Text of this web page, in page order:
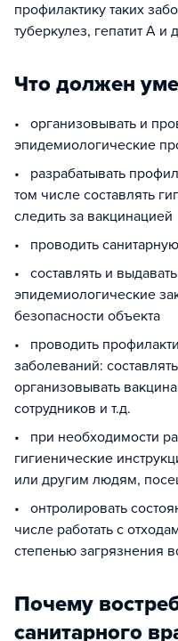
профилактику таких
туберкулез, гепатит А и
Что должен
• организовывать и
эпидемиологические
• разрабатывать
том числе составлять
следить за вакцинацией
• проводить
• составлять и
эпидемиологические
безопасности объекта
• проводить
заболеваний:
организовывать
сотрудников и т.д.
• при необходимости
гигиенические
или другим людям,
• онтролировать
числе работать с
степенью загрязнения
Почему
санитарного